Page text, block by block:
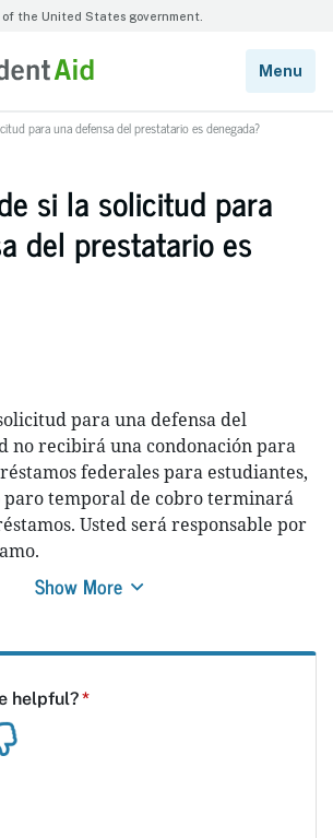
para una defensa del prestatario es denegada?
si la solicitud para
del prestatario es
para una defensa del
no recibirá una condonación para
federales para estudiantes,
paro temporal de cobro terminará
Usted será responsable por
Show More